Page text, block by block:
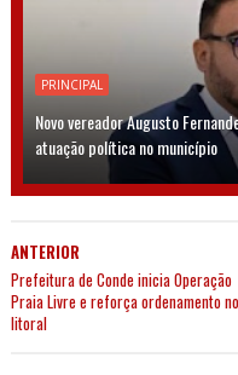
PRINCIPAL
Novo vereador Augusto
atuação política no município
ANTERIOR
Prefeitura de Conde inicia Operação
Praia Livre e reforça ordenamento no
litoral